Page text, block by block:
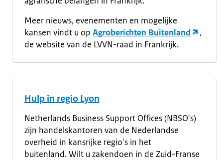
Meer nieuws, evenementen en mogelijke
kansen vindt u op Agroberichten Buitenland
,
de website van de LVVN-raad in Frankrijk.
Hulp in regio Lyon
Netherlands Business Support Offices (NBSO's)
zijn handelskantoren van de Nederlandse
overheid in kansrijke regio's in het
buitenland. Wilt u zakendoen in de Zuid-Franse